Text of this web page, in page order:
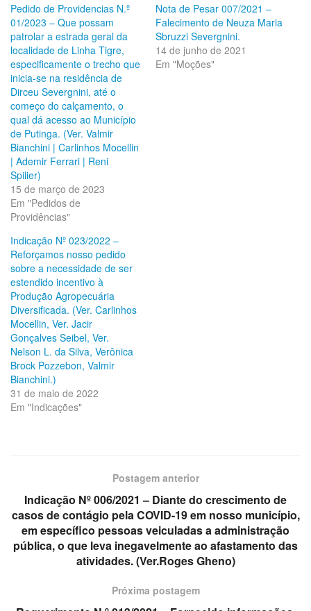
Pedido de Providencias N.º
01/2023 – Que possam
patrolar a estrada geral da
localidade de Linha Tigre,
especificamente o trecho que
inicia-se na residência de
Dirceu Severgnini, até o
começo do calçamento, o
qual dá acesso ao Município
de Putinga. (Ver. Valmir
Bianchini | Carlinhos Mocellin
| Ademir Ferrari | Reni
Spilier)
15 de março de 2023
Em "Pedidos de
Providências"
Nota de Pesar 007/2021 –
Falecimento de Neuza Maria
Sbruzzi Severgnini.
14 de junho de 2021
Em "Moções"
Indicação Nº 023/2022 –
Reforçamos nosso pedido
sobre a necessidade de ser
estendido incentivo à
Produção Agropecuária
Diversificada. (Ver. Carlinhos
Mocellin, Ver. Jacir
Gonçalves Seibel, Ver.
Nelson L. da Silva, Verônica
Brock Pozzebon, Valmir
Bianchini.)
31 de maio de 2022
Em "Indicações"
Postagem anterior
Indicação Nº 006/2021 – Diante do crescimento de
casos de contágio pela COVID-19 em nosso município,
em específico pessoas veiculadas a administração
pública, o que leva inegavelmente ao afastamento das
atividades. (Ver.Roges Gheno)
Próxima postagem